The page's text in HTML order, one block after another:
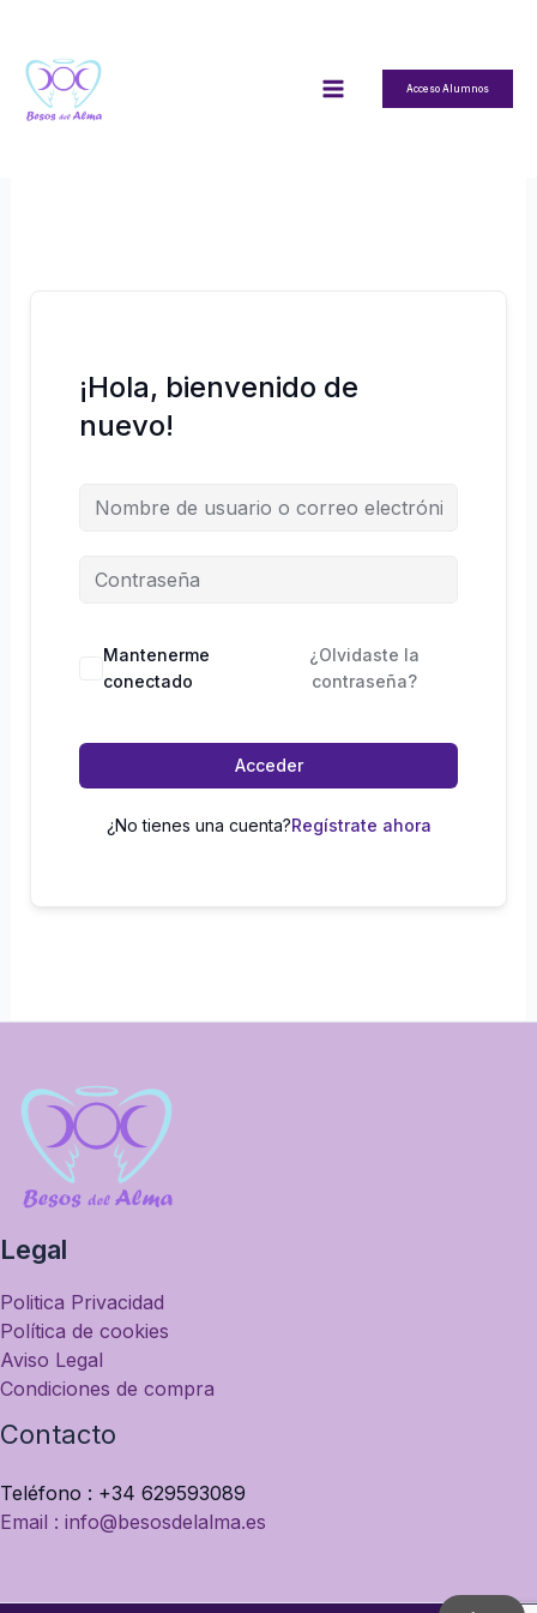
contenido
Acceso Alumnos
¡Hola, bienvenido de
nuevo!
Mantenerme
conectado
¿Olvidaste la
contraseña?
Acceder
¿No tienes una cuenta?Regístrate ahora
Legal
Politica Privacidad
Política de cookies
Aviso Legal
Condiciones de compra
Contacto
Teléfono : +34 629593089
Email : info@besosdelalma.es